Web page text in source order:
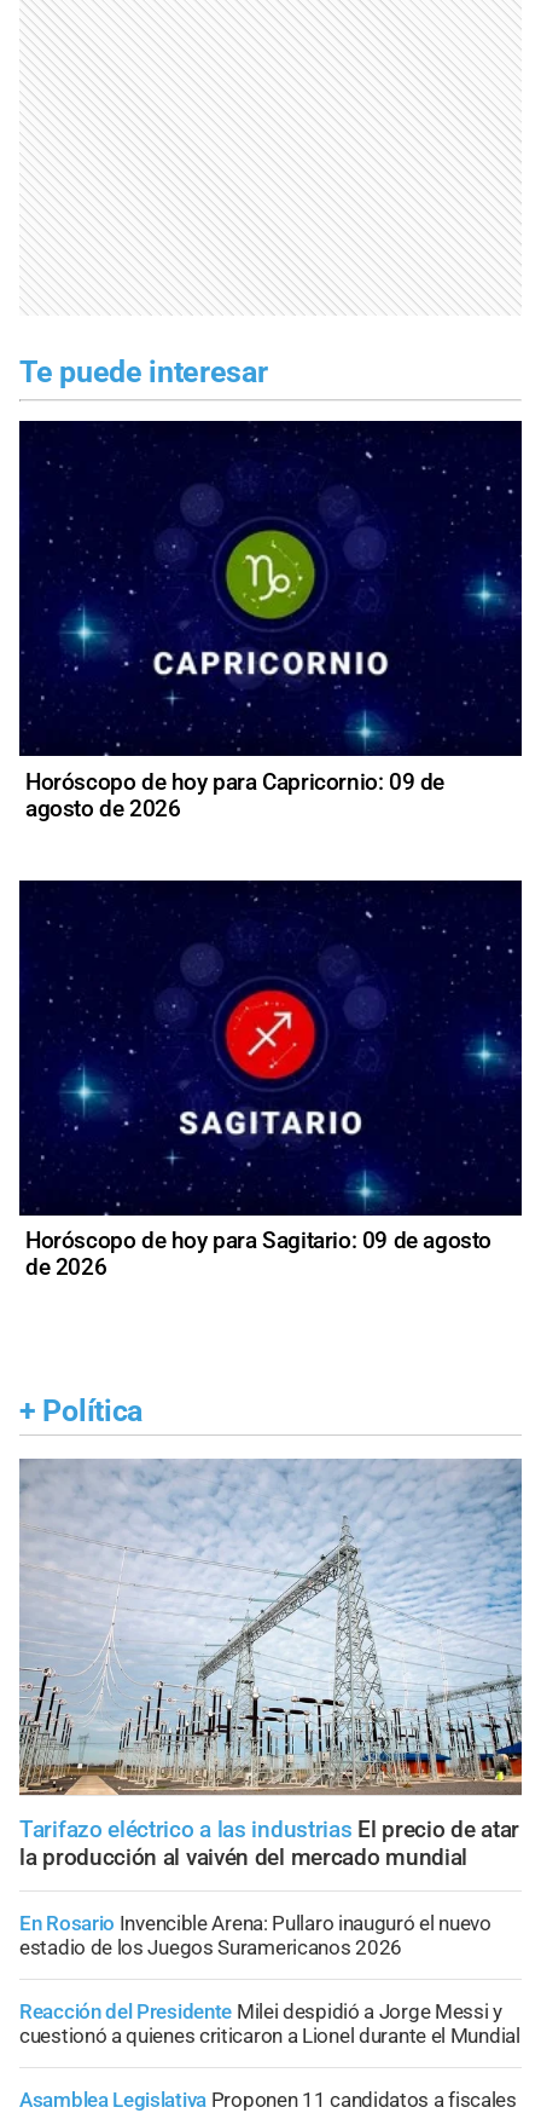
Te puede interesar
Horóscopo de hoy para Capricornio: 09 de
agosto de 2026
Horóscopo de hoy para Sagitario: 09 de agosto
de 2026
+ Política
Tarifazo eléctrico a las industrias El precio de atar
la producción al vaivén del mercado mundial
En Rosario Invencible Arena: Pullaro inauguró el nuevo
estadio de los Juegos Suramericanos 2026
Reacción del Presidente Milei despidió a Jorge Messi y
cuestionó a quienes criticaron a Lionel durante el Mundial
Asamblea Legislativa Proponen 11 candidatos a fiscales